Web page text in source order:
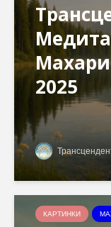
2025
КАРТИНКИ